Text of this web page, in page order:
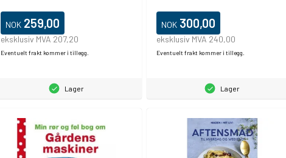
NOK 259,00
eksklusiv MVA 207,20
Eventuelt frakt kommer i tillegg.
Lager
NOK 300,00
eksklusiv MVA 240,00
Eventuelt frakt kommer i tillegg.
Lager